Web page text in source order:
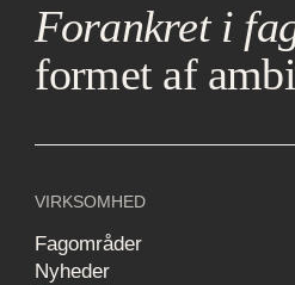
Forankret i
formet af
VIRKSOMHED
Fagområder
Nyheder